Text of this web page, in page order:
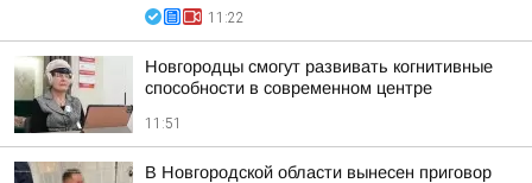
11:22
Новгородцы смогут развивать когнитивные
способности в современном центре
11:51
В Новгородской области вынесен приговор